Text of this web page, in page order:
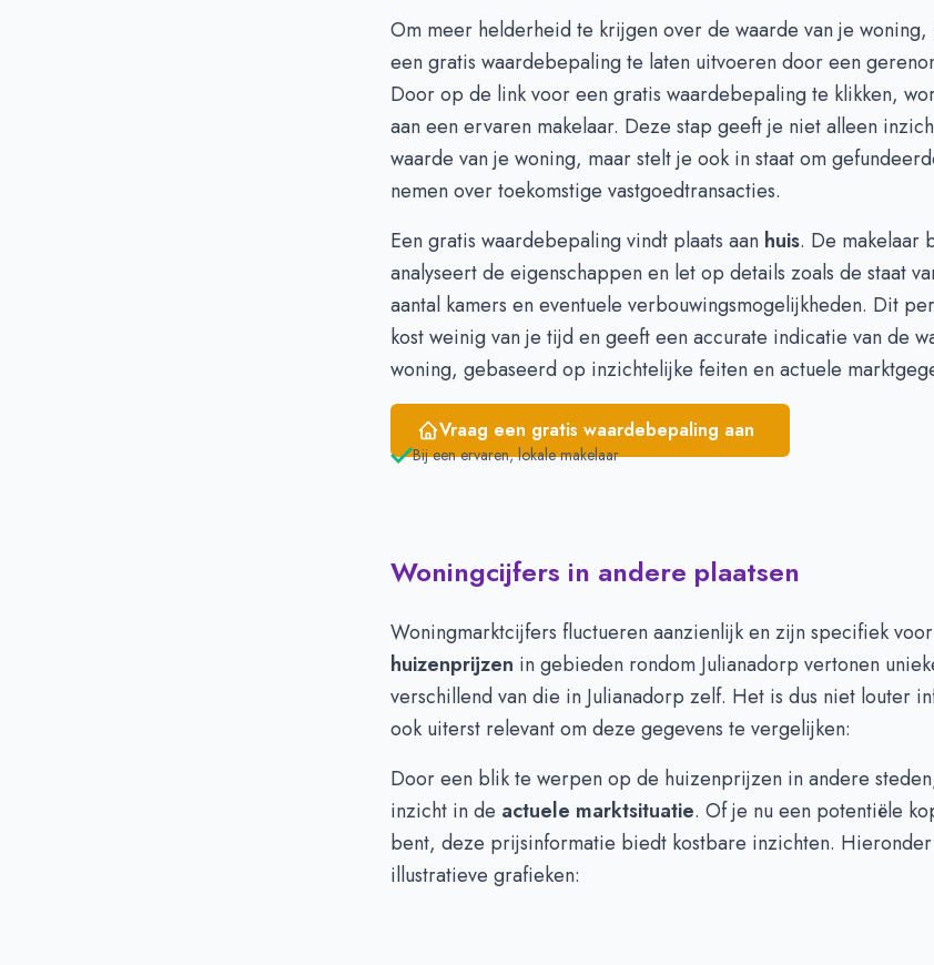
€ 401.760
€ 410.386
Februari
€ 356.290 € 402.188
Maart
€ 373.709 € 339.724
April
€ 387.662
€ 348.063
Mei
€ 386.076 € 347.130
Juni
€ 386.850 € 360.640
Om meer helderheid te krijgen over de waarde van je woning,
een gratis waardebepaling te laten uitvoeren door een
Door op de link voor eengratis waardebepalingte klikken,
aan een ervaren makelaar. Deze stap geeft je niet alleen
waarde van je woning, maar stelt je ook in staat om
nemen over toekomstige vastgoedtransacties.
Een gratis waardebepaling vindt plaats aan huis. De makelaar
analyseert de eigenschappen en let op details zoals de staat
aantal kamers en eventuele verbouwingsmogelijkheden. Dit
kost weinig van je tijd en geeft een accurate indicatie van de
woning, gebaseerd op inzichtelijke feiten en actuele
Vraag een gratis waardebepaling aan
Bij een ervaren, lokale makelaar
Woningcijfers in andere plaatsen
Woningmarktcijfers fluctueren aanzienlijk en zijn specifiek
huizenprijzen in gebieden rondom Julianadorp vertonen
verschillend van die in Julianadorp zelf. Het is dus niet louter
ook uiterst relevant om deze gegevens te vergelijken:
Door een blik te werpen op de huizenprijzen in andere
inzicht in de actuele marktsituatie. Of je nu een potentiële
bent, deze prijsinformatie biedt kostbare inzichten.
illustratieve grafieken: